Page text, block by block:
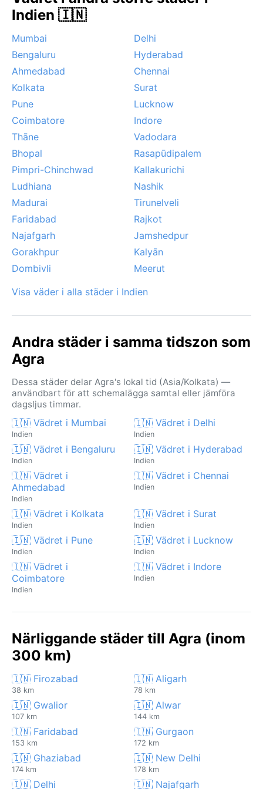
Indien 🇮🇳
Mumbai
Delhi
Bengaluru
Hyderabad
Ahmedabad
Chennai
Kolkata
Surat
Pune
Lucknow
Coimbatore
Indore
Thāne
Vadodara
Bhopal
Rasapūdipalem
Pimpri-Chinchwad
Kallakurichi
Ludhiana
Nashik
Madurai
Tirunelveli
Faridabad
Rajkot
Najafgarh
Jamshedpur
Gorakhpur
Kalyān
Dombivli
Meerut
Visa väder i alla städer i Indien
Andra städer i samma tidszon som
Agra
Dessa städer delar Agra's lokal tid (Asia/Kolkata) —
användbart för att schemalägga samtal eller jämföra
dagsljus timmar.
🇮🇳 Vädret i Mumbai
Indien
🇮🇳 Vädret i Delhi
Indien
🇮🇳 Vädret i Bengaluru
Indien
🇮🇳 Vädret i Hyderabad
Indien
🇮🇳 Vädret i
Ahmedabad
Indien
🇮🇳 Vädret i Chennai
Indien
🇮🇳 Vädret i Kolkata
Indien
🇮🇳 Vädret i Surat
Indien
🇮🇳 Vädret i Pune
Indien
🇮🇳 Vädret i Lucknow
Indien
🇮🇳 Vädret i
Coimbatore
Indien
🇮🇳 Vädret i Indore
Indien
Närliggande städer till Agra (inom
300 km)
🇮🇳 Firozabad
38 km
🇮🇳 Aligarh
78 km
🇮🇳 Gwalior
107 km
🇮🇳 Alwar
144 km
🇮🇳 Faridabad
153 km
🇮🇳 Gurgaon
172 km
🇮🇳 Ghaziabad
174 km
🇮🇳 New Delhi
178 km
🇮🇳 Delhi 🇮🇳 Najafgarh